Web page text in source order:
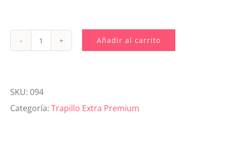
7684.
Premium
25mm
Añadir al carrito
SKU: 094
Categoría: Trapillo Extra Premium